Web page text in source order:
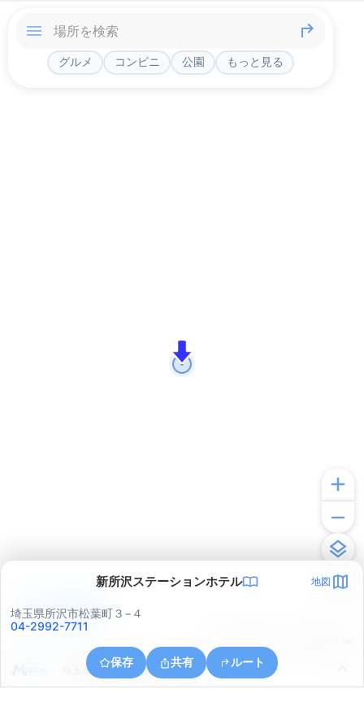
グルメ コンビニ 公園 もっと見る
新所沢ステーションホテル 地図
埼玉県所沢市松葉町３−４
04-2992-7711
保存 共有 ルート
埼玉県所沢市小手指南６丁目５
アプリで見る